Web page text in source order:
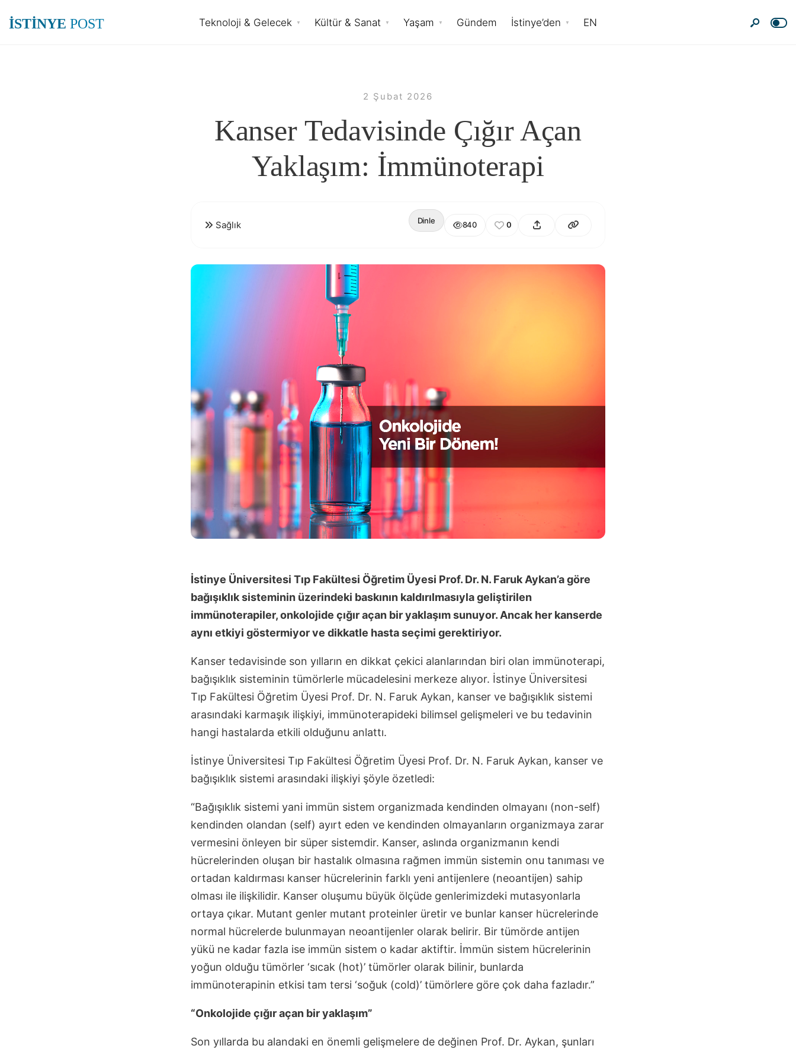
İSTİNYE POST Teknoloji & Gelecek Kültür & Sanat Yaşam Gündem İstinye’den EN
2 Şubat 2026
Kanser Tedavisinde Çığır Açan
Yaklaşım: İmmünoterapi
Sağlık Dinle 840 0
İstinye Üniversitesi Tıp Fakültesi Öğretim Üyesi Prof. Dr. N. Faruk Aykan’a göre
bağışıklık sisteminin üzerindeki baskının kaldırılmasıyla geliştirilen
immünoterapiler, onkolojide çığır açan bir yaklaşım sunuyor. Ancak her kanserde
aynı etkiyi göstermiyor ve dikkatle hasta seçimi gerektiriyor.
Kanser tedavisinde son yılların en dikkat çekici alanlarından biri olan immünoterapi,
bağışıklık sisteminin tümörlerle mücadelesini merkeze alıyor. İstinye Üniversitesi
Tıp Fakültesi Öğretim Üyesi Prof. Dr. N. Faruk Aykan, kanser ve bağışıklık sistemi
arasındaki karmaşık ilişkiyi, immünoterapideki bilimsel gelişmeleri ve bu tedavinin
hangi hastalarda etkili olduğunu anlattı.
İstinye Üniversitesi Tıp Fakültesi Öğretim Üyesi Prof. Dr. N. Faruk Aykan, kanser ve
bağışıklık sistemi arasındaki ilişkiyi şöyle özetledi:
“Bağışıklık sistemi yani immün sistem organizmada kendinden olmayanı (non-self)
kendinden olandan (self) ayırt eden ve kendinden olmayanların organizmaya zarar
vermesini önleyen bir süper sistemdir. Kanser, aslında organizmanın kendi
hücrelerinden oluşan bir hastalık olmasına rağmen immün sistemin onu tanıması ve
ortadan kaldırması kanser hücrelerinin farklı yeni antijenlere (neoantijen) sahip
olması ile ilişkilidir. Kanser oluşumu büyük ölçüde genlerimizdeki mutasyonlarla
ortaya çıkar. Mutant genler mutant proteinler üretir ve bunlar kanser hücrelerinde
normal hücrelerde bulunmayan neoantijenler olarak belirir. Bir tümörde antijen
yükü ne kadar fazla ise immün sistem o kadar aktiftir. İmmün sistem hücrelerinin
yoğun olduğu tümörler ‘sıcak (hot)’ tümörler olarak bilinir, bunlarda
immünoterapinin etkisi tam tersi ‘soğuk (cold)’ tümörlere göre çok daha fazladır.”
“Onkolojide çığır açan bir yaklaşım”
Son yıllarda bu alandaki en önemli gelişmelere de değinen Prof. Dr. Aykan, şunları